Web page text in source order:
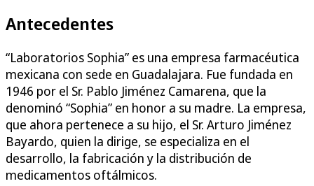
Antecedentes
“Laboratorios Sophia” es una empresa farmacéutica
mexicana con sede en Guadalajara. Fue fundada en
1946 por el Sr. Pablo Jiménez Camarena, que la
denominó “Sophia” en honor a su madre. La empresa,
que ahora pertenece a su hijo, el Sr. Arturo Jiménez
Bayardo, quien la dirige, se especializa en el
desarrollo, la fabricación y la distribución de
medicamentos oftálmicos.